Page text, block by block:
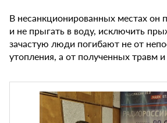
В несанкционированных местах он
и не прыгать в воду, исключить
зачастую люди погибают не от
утопления, а от полученных травм